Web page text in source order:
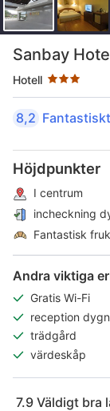
Sanbay
Hotell
8,2 Fantastiskt
Höjdpunkter
I centrum
incheckning
Fantastisk
Andra viktiga
Gratis Wi-Fi
reception
trädgård
värdeskåp
7.9 Väldigt bra